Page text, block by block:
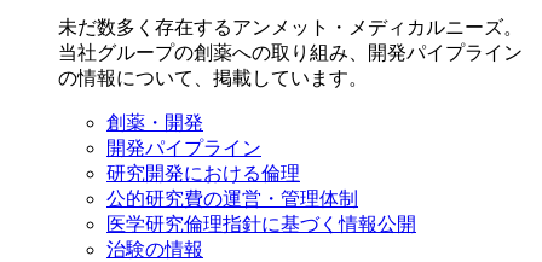
未だ数多く存在するアンメット・メディカルニーズ。
当社グループの創薬への取り組み、開発パイプライン
の情報について、掲載しています。
創薬・開発
開発パイプライン
研究開発における倫理
公的研究費の運営・管理体制
医学研究倫理指針に基づく情報公開
治験の情報